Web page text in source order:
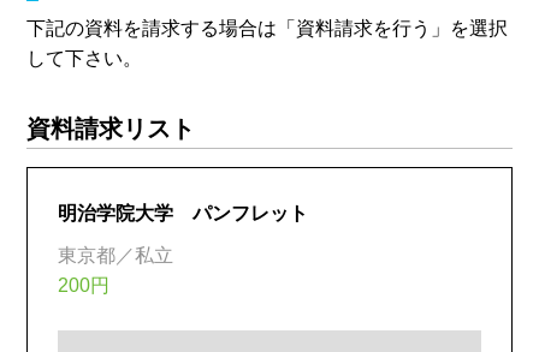
下記の資料を請求する場合は「資料請求を行う」を選択
して下さい。
資料請求リスト
明治学院大学 パンフレット
東京都／私立
200円